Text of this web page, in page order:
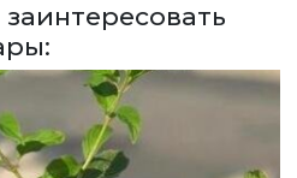
САЙТ